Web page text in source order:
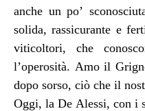
anche un po’
solida, rassicurante e
viticoltori, che
l’operosità. Amo il
dopo sorso, ciò che il
Oggi, la De Alessi, con i